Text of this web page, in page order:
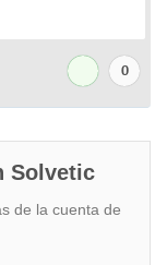
0
Solvetic
de la cuenta de